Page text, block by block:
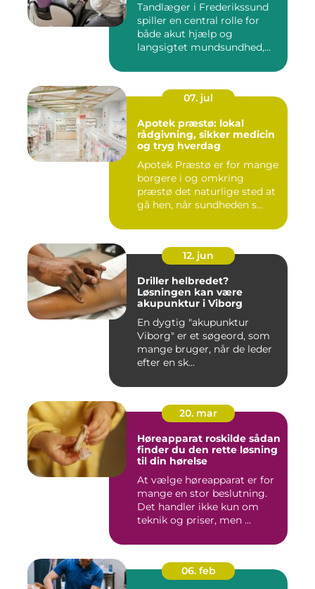
Tandlæger i Frederikssund
spiller en central rolle for
både akut hjælp og
langsigtet mundsundhed,
07. jul
Apotek præstø: lokal
rådgivning, sikker medicin
og tryg hverdag
Apotek Præstø er for mange
borgere i og omkring
præstø det naturlige sted at
gå hen, når sundheden s...
12. jun
Driller helbredet?
Løsningen kan være
akupunktur i Viborg
En dygtig "akupunktur
Viborg" er et søgeord, som
mange bruger, når de leder
efter en sk...
20. mar
Høreapparat roskilde sådan
finder du den rette løsning
til din hørelse
At vælge høreapparat er for
mange en stor beslutning.
Det handler ikke kun om
teknik og priser, men ...
06. feb